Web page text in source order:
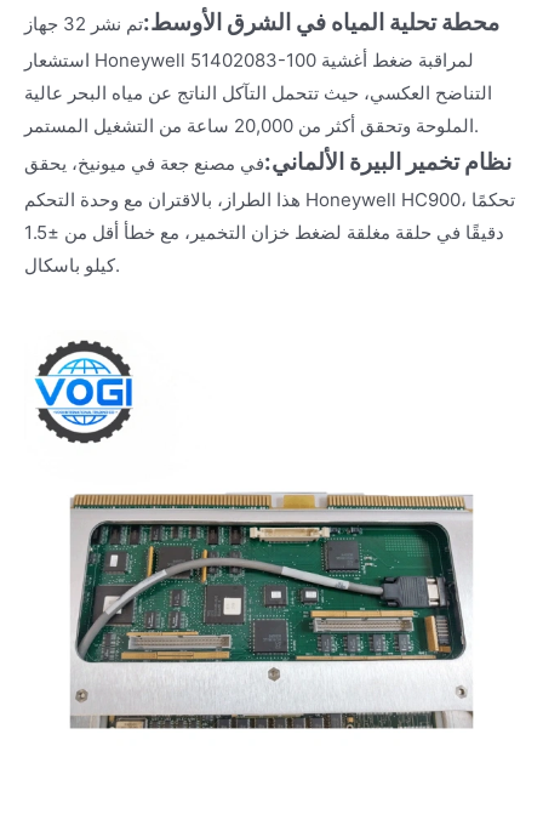
محطة تحلية المياه في الشرق الأوسط:
تم نشر 32 جهاز
استشعار Honeywell 51402083-100 لمراقبة ضغط أغشية
التناضح العكسي، حيث تتحمل التآكل الناتج عن مياه البحر عالية
الملوحة وتحقق أكثر من 20,000 ساعة من التشغيل المستمر.
نظام تخمير البيرة الألماني:في مصنع جعة في ميونيخ، يحقق
هذا الطراز، بالاقتران مع وحدة التحكم Honeywell HC900، تحكمًا
دقيقًا في حلقة مغلقة لضغط خزان التخمير، مع خطأ أقل من ±1.5
كيلو باسكال.